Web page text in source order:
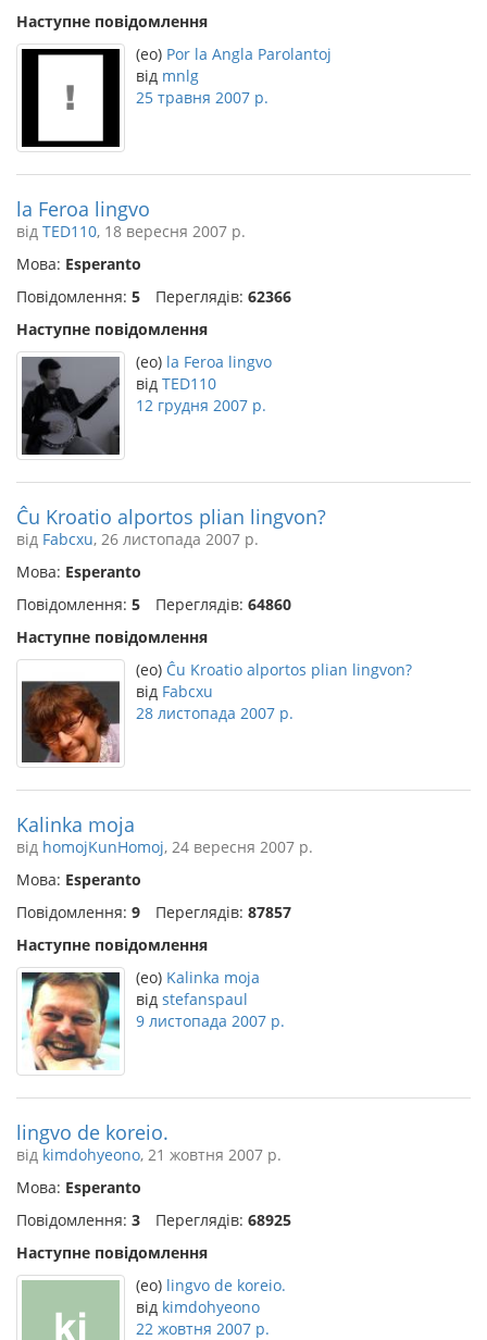
Наступне повідомлення
(eo) Por la Angla Parolantoj
від mnlg
25 травня 2007 р.
la Feroa lingvo
від TED110, 18 вересня 2007 р.
Мова: Esperanto
Повідомлення: 5 Переглядів: 62366
Наступне повідомлення
(eo) la Feroa lingvo
від TED110
12 грудня 2007 р.
Ĉu Kroatio alportos plian lingvon?
від Fabcxu, 26 листопада 2007 р.
Мова: Esperanto
Повідомлення: 5 Переглядів: 64860
Наступне повідомлення
(eo) Ĉu Kroatio alportos plian lingvon?
від Fabcxu
28 листопада 2007 р.
Kalinka moja
від homojKunHomoj, 24 вересня 2007 р.
Мова: Esperanto
Повідомлення: 9 Переглядів: 87857
Наступне повідомлення
(eo) Kalinka moja
від stefanspaul
9 листопада 2007 р.
lingvo de koreio.
від kimdohyeono, 21 жовтня 2007 р.
Мова: Esperanto
Повідомлення: 3 Переглядів: 68925
Наступне повідомлення
(eo) lingvo de koreio.
від kimdohyeono
22 жовтня 2007 р.